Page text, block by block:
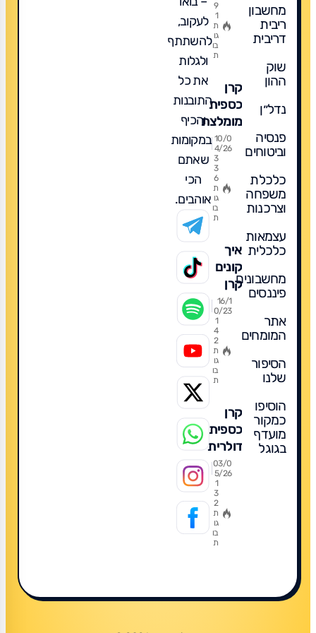
השוואה,
ניהול
מומלץ?
9
1
ת
גו
בו
ת
קרן
כספית
מומלצת
פופולרית
ומה
לקנות
לשנת
2026
10/0
4/26
3
3
6
ת
גו
בו
ת
איך
קונים
קרן
כספית?
16/1
0/23
1
4
2
ת
גו
בו
ת
קרן
כספית
דולרית
2026:
מדריך
מקיף
להשקעה
חכמה,
השוואה
03/0
5/26
1
3
2
ת
גו
בו
ת
מחשבון
ריבית
דריבית
שוק
ההון
נדל״ן
פנסיה
וביטוחים
כלכלת
משפחה
וצרכנות
עצמאות
כלכלית
מחשבונים
פיננסים
אתר
המומחים
הסיפור
שלנו
הוסיפו
כמקור
מועדף
בגוגל
לעקוב,
להשתתף
ולגלות
את כל
התובנות
והכיף
במקומות
שאתם
הכי
אוהבים.